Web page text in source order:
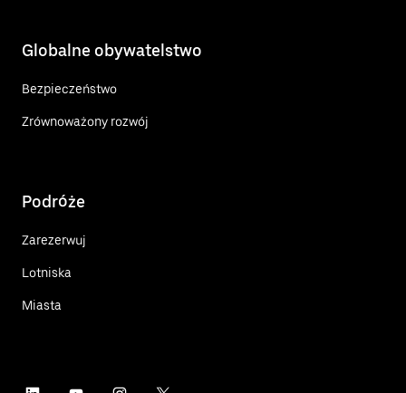
Globalne obywatelstwo
Bezpieczeństwo
Zrównoważony rozwój
Podróże
Zarezerwuj
Lotniska
Miasta